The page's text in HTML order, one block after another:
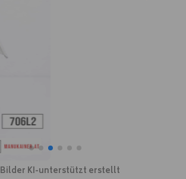
Bilder KI-unterstützt erstellt